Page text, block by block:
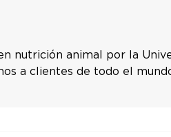
nutrición animal por la
a clientes de todo el